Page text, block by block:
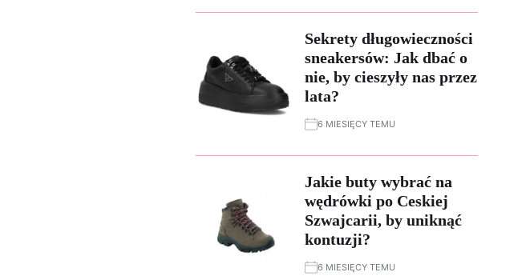
Sekrety długowieczności
sneakersów: Jak dbać o
nie, by cieszyły nas przez
lata?
6 MIESIĘCY TEMU
Jakie buty wybrać na
wędrówki po Ceskiej
Szwajcarii, by uniknąć
kontuzji?
6 MIESIĘCY TEMU